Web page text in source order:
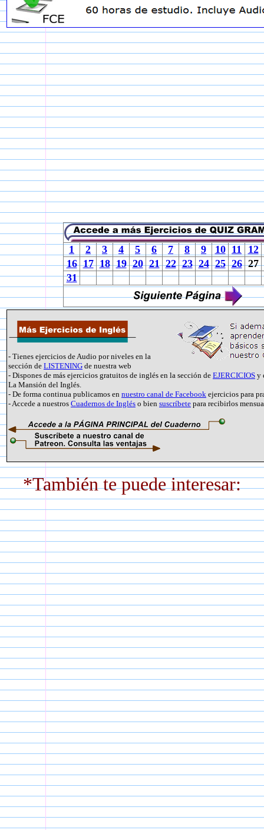
1 2 3 4 5 6 7 8 9 10 11
12
16 17 18 19 20 21 22 23 24 25 26 27
31
- Tienes ejercicios de Audio por niveles en la
sección de LISTENING de nuestra web
- Dispones de más ejercicios gratuitos de inglés en la sección de EJERCICIOS y
La Mansión del Inglés.
- De forma continua publicamos en nuestro canal de Facebook ejercicios para
- Accede a nuestros Cuadernos de Inglés o bien suscríbete para recibirlos
*También te puede interesar: